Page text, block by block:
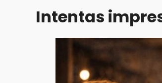
Intentas